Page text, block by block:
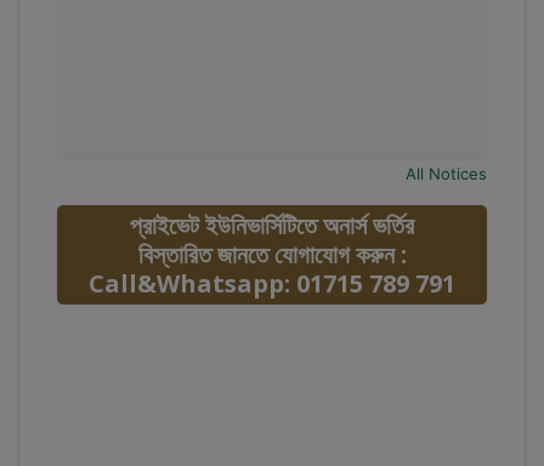
All Notices
প্রাইভেট ইউনিভার্সিটিতে অনার্স ভর্তির
বিস্তারিত জানতে যোগাযোগ করুন :
Call&Whatsapp: 01715 789 791